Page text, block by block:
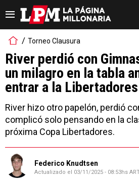
Torneo Clausura
River perdió con
un milagro en la tabla
entrar a la
River hizo otro papelón, perdió
complicó solo pensando en la
próxima Copa Libertadores.
Federico Knudtsen
Actualizado el 03/11/2025 - 08:53hs